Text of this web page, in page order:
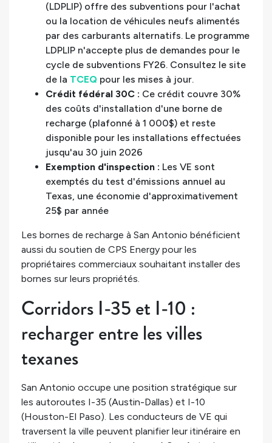
(LDPLIP) offre des subventions pour l'achat
ou la location de véhicules neufs alimentés
par des carburants alternatifs. Le programme
LDPLIP n'accepte plus de demandes pour le
cycle de subventions FY26. Consultez le site
de la TCEQ pour les mises à jour.
Crédit fédéral 30C : Ce crédit couvre 30%
des coûts d'installation d'une borne de
recharge (plafonné à 1 000$) et reste
disponible pour les installations effectuées
jusqu'au 30 juin 2026
Exemption d'inspection : Les VE sont
exemptés du test d'émissions annuel au
Texas, une économie d'approximativement
25$ par année
Les bornes de recharge à San Antonio bénéficient
aussi du soutien de CPS Energy pour les
propriétaires commerciaux souhaitant installer des
bornes sur leurs propriétés.
Corridors I-35 et I-10 :
recharger entre les villes
texanes
San Antonio occupe une position stratégique sur
les autoroutes I-35 (Austin-Dallas) et I-10
(Houston-El Paso). Les conducteurs de VE qui
traversent la ville peuvent planifier leur itinéraire en